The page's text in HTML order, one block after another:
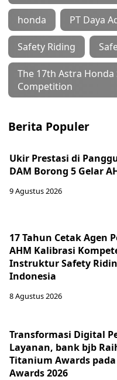
honda PT Daya
Safety Riding
The 17th Astra
Competition
Berita Populer
Ukir Prestasi di
DAM Borong 5 Gelar
9 Agustus 2026
17 Tahun Cetak Agen
AHM Kalibrasi
Instruktur Safety
Indonesia
8 Agustus 2026
Transformasi Digital
Layanan, bank bjb
Titanium Awards pada
Awards 2026